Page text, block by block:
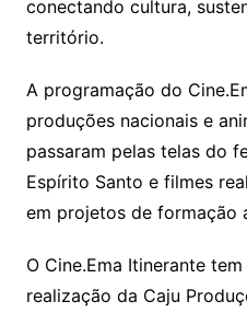
conectando cultura,
território.
A programação do
produções nacionais e
passaram pelas telas do
Espírito Santo e filmes
em projetos de formação
O Cine.Ema Itinerante
realização da Caju